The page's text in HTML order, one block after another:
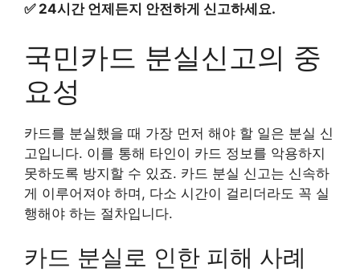
✅ 24시간 언제든지 안전하게 신고하세요.
국민카드 분실신고의 중
요성
카드를 분실했을 때 가장 먼저 해야 할 일은 분실 신
고입니다. 이를 통해 타인이 카드 정보를 악용하지
못하도록 방지할 수 있죠. 카드 분실 신고는 신속하
게 이루어져야 하며, 다소 시간이 걸리더라도 꼭 실
행해야 하는 절차입니다.
카드 분실로 인한 피해 사례